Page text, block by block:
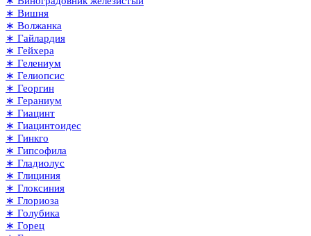
∗ Вишня
∗ Волжанка
∗ Гайлардия
∗ Гейхера
∗ Гелениум
∗ Гелиопсис
∗ Георгин
∗ Гераниум
∗ Гиацинт
∗ Гиацинтоидес
∗ Гинкго
∗ Гипсофила
∗ Гладиолус
∗ Глициния
∗ Глоксиния
∗ Глориоза
∗ Голубика
∗ Горец